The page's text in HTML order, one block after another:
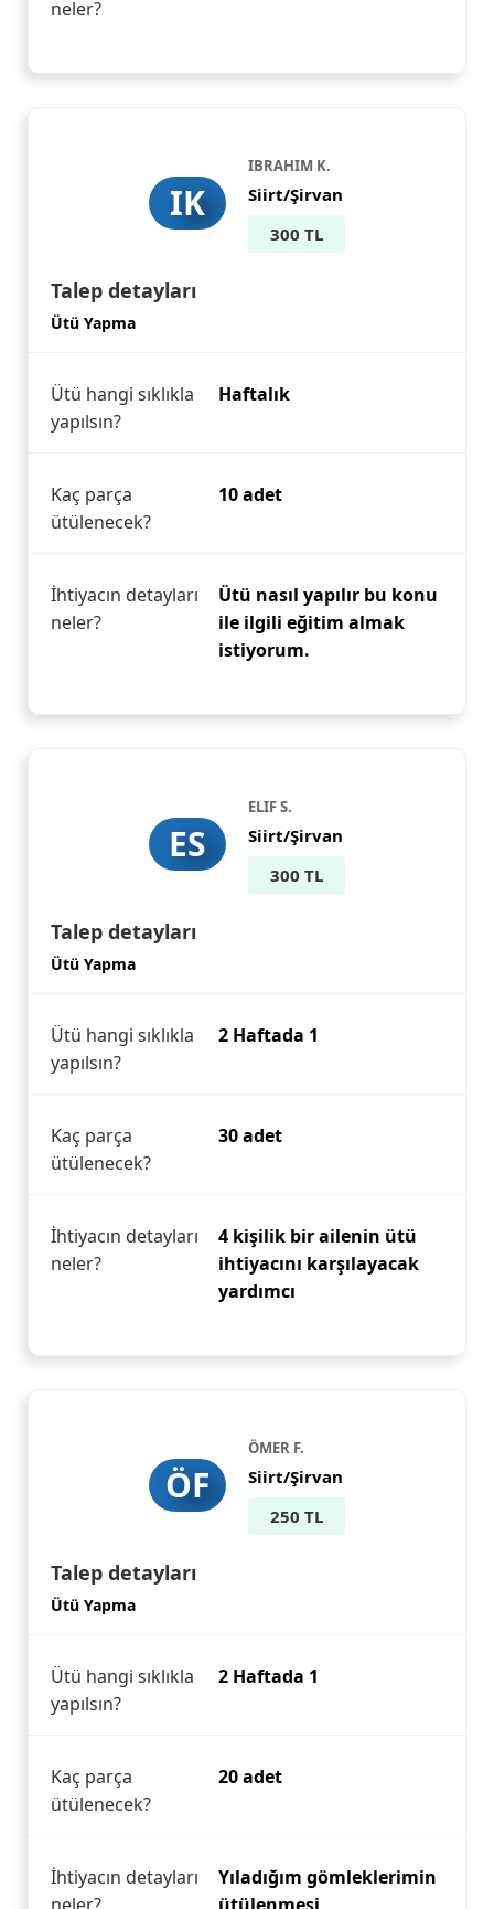
neler?
IK
IBRAHIM K.
Siirt/Şirvan
300 TL
Talep detayları
Ütü Yapma
Ütü hangi sıklıkla
yapılsın?
Haftalık
Kaç parça
ütülenecek?
10 adet
İhtiyacın detayları
neler?
Ütü nasıl yapılır bu konu
ile ilgili eğitim almak
istiyorum.
ES
ELIF S.
Siirt/Şirvan
300 TL
Talep detayları
Ütü Yapma
Ütü hangi sıklıkla
yapılsın?
2 Haftada 1
Kaç parça
ütülenecek?
30 adet
İhtiyacın detayları
neler?
4 kişilik bir ailenin ütü
ihtiyacını karşılayacak
yardımcı
ÖF
ÖMER F.
Siirt/Şirvan
250 TL
Talep detayları
Ütü Yapma
Ütü hangi sıklıkla
yapılsın?
2 Haftada 1
Kaç parça
ütülenecek?
20 adet
İhtiyacın detayları
Yıladığım gömleklerimin